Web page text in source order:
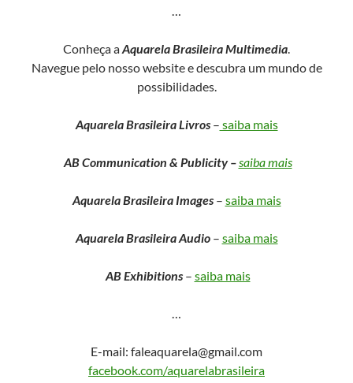
…
Conheça aAquarela Brasileira Multimedia.
Navegue pelo nosso website e descubra um mundo de
possibilidades.
Aquarela Brasileira Livros– saiba mais
AB Communication & Publicity–saiba mais
Aquarela Brasileira Images– saiba mais
Aquarela Brasileira Audio– saiba mais
AB Exhibitions– saiba mais
…
E-mail: faleaquarela@gmail.com
facebook.com/aquarelabrasileira